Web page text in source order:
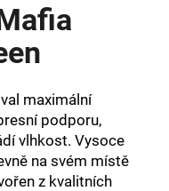
maximální
podporu,
vlhkost. Vysoce
na svém místě
z kvalitních